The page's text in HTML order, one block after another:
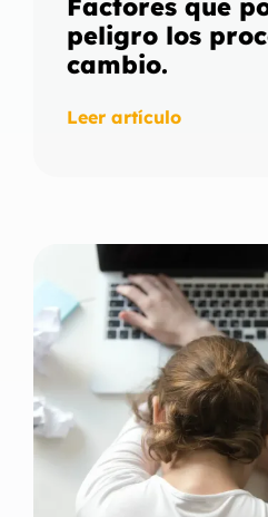
Factores que
peligro los
cambio.
Leer artículo